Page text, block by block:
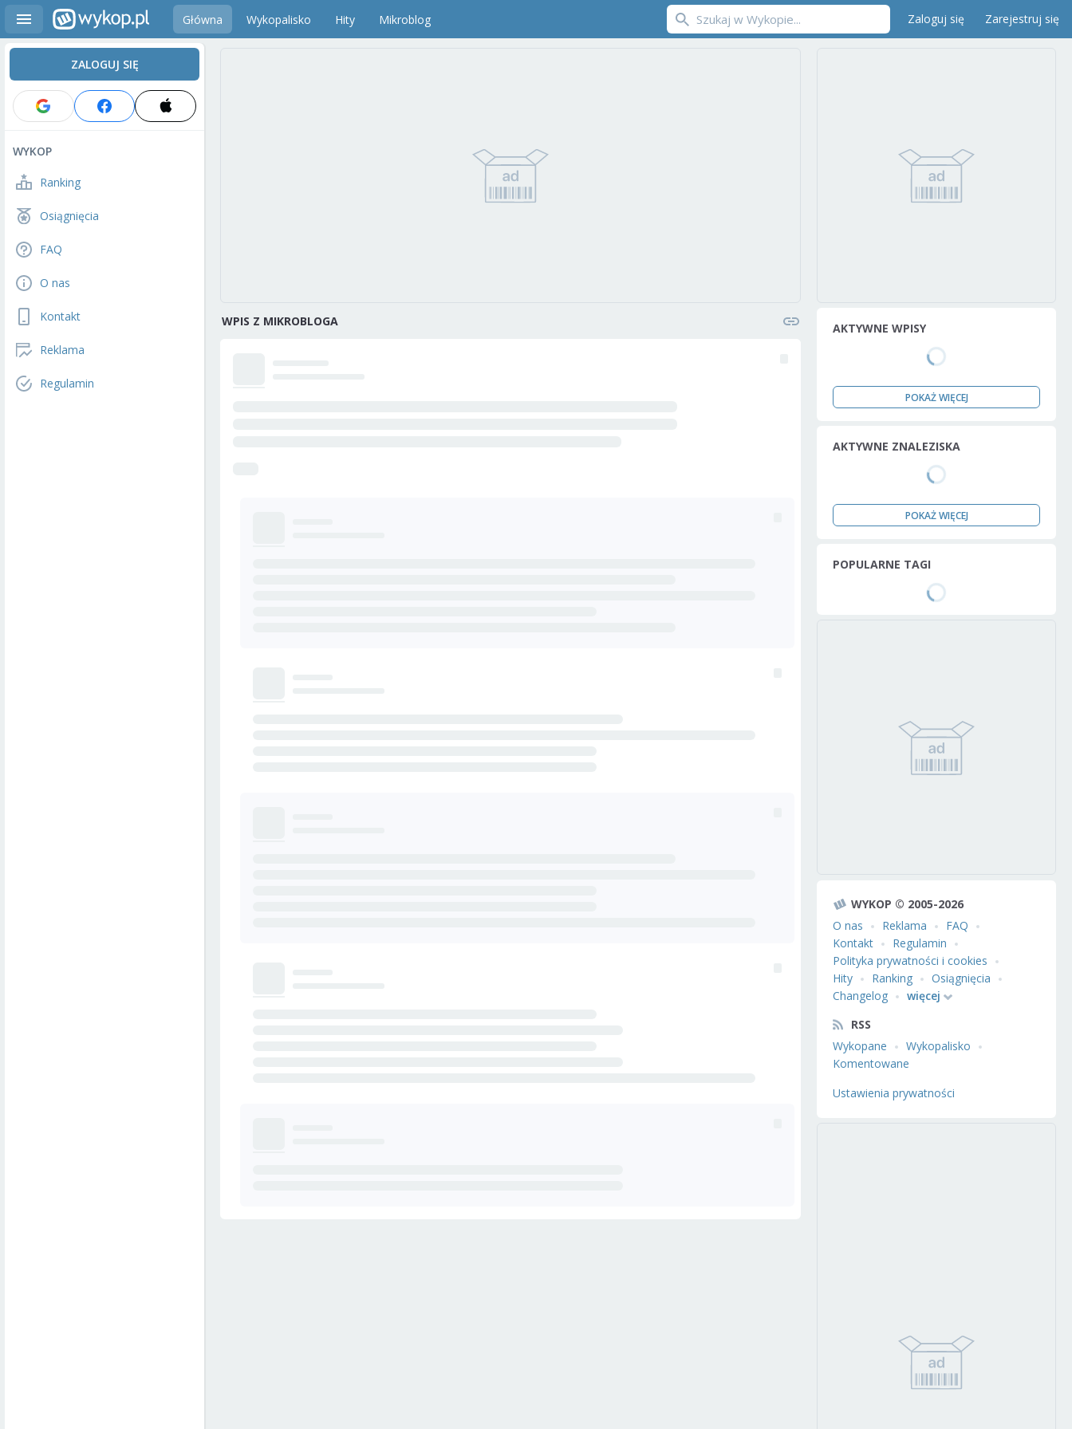
Główna Wykopalisko Hity Mikroblog Zaloguj się Zarejestruj się
ZALOGUJ SIĘ
WYKOP
Ranking
Osiągnięcia
FAQ
O nas
Kontakt
Reklama
Regulamin
WPIS Z MIKROBLOGA AKTYWNE WPISY
POKAŻ WIĘCEJ
AKTYWNE ZNALEZISKA
POKAŻ WIĘCEJ
POPULARNE TAGI
WYKOP © 2005-2026
O nas
Reklama
FAQ
Kontakt
Regulamin
Polityka prywatności i cookies
Hity
Ranking
Osiągnięcia
Changelog
więcej
RSS
Wykopane
Wykopalisko
Komentowane
Ustawienia prywatności